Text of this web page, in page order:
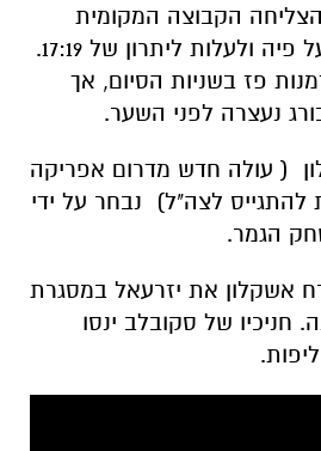
הקבוצה המקומית
להפוך את הקערה על פיה ולעלות ליתרון של 17:19.
פז בשניות הסיום, אך
נעצרה לפני השער.
( עולה חדש מדרום אפריקה
לצה"ל) נבחר על ידי
הגמר.
אשקלון את יזרעאל במסגרת
חניכיו של סקובלב ינסו